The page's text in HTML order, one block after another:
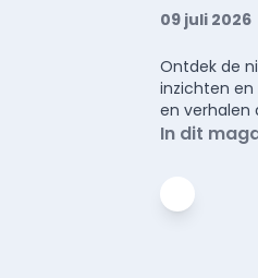
09 juli 2026
Ontdek de
inzichten
en verhalen
In dit